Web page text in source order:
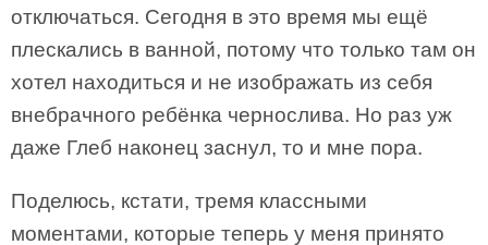
отключаться. Сегодня в это время мы ещё
плескались в ванной, потому что только там он
хотел находиться и не изображать из себя
внебрачного ребёнка чернослива. Но раз уж
даже Глеб наконец заснул, то и мне пора.
Поделюсь, кстати, тремя классными
моментами, которые теперь у меня принято